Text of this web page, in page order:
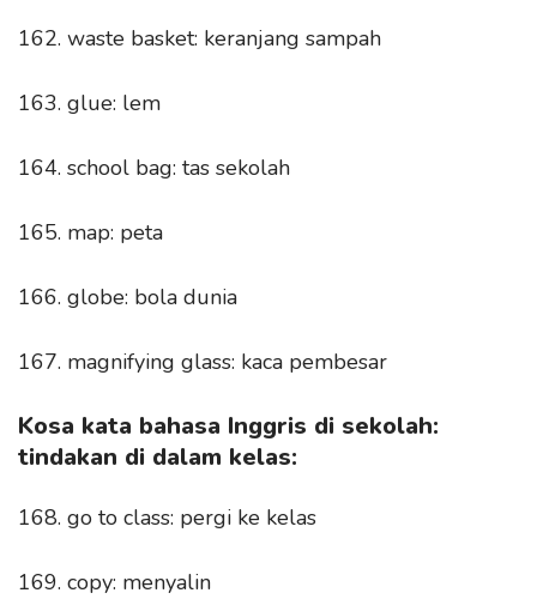
162. waste basket: keranjang sampah
163. glue: lem
164. school bag: tas sekolah
165. map: peta
166. globe: bola dunia
167. magnifying glass: kaca pembesar
Kosa kata bahasa Inggris di sekolah:
tindakan di dalam kelas:
168. go to class: pergi ke kelas
169. copy: menyalin